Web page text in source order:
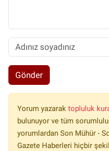
Gönder
Yorum yazarak topluluk
bulunuyor ve tüm
yorumlardan Son Mühür -
Gazete Haberleri hiçbir